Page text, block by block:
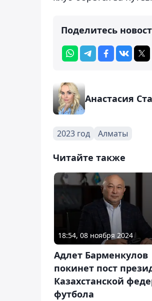
Поделитесь
Анастасия
2023 год Алматы
Читайте также
18:54, 08 ноября 2024
Адлет Барменкулов
покинет пост
Казахстанской
футбола